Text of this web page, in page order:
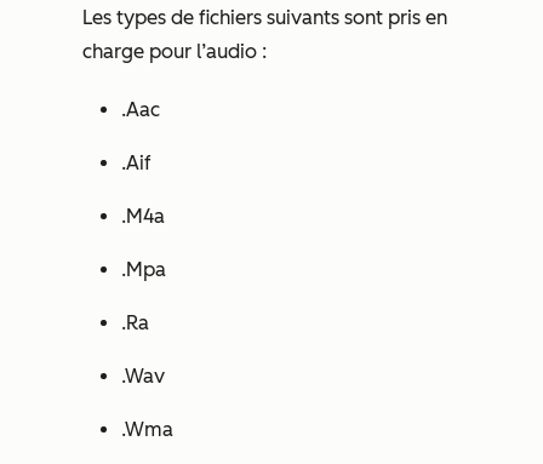
Les types de fichiers suivants sont pris en
charge pour l’audio :
.Aac
.Aif
.M4a
.Mpa
.Ra
.Wav
.Wma